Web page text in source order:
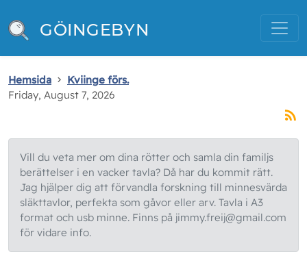
GÖINGEBYN
Hemsida
Kviinge förs.
Friday, August 7, 2026
Vill du veta mer om dina rötter och samla din familjs
berättelser i en vacker tavla? Då har du kommit rätt.
Jag hjälper dig att förvandla forskning till minnesvärda
släkttavlor, perfekta som gåvor eller arv. Tavla i A3
format och usb minne. Finns på jimmy.freij@gmail.com
för vidare info.